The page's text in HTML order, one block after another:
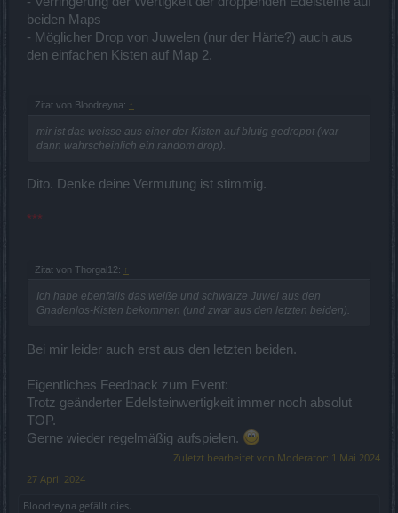
beiden Maps
- Möglicher Drop von Juwelen (nur der Härte?) auch aus
den einfachen Kisten auf Map 2.
Zitat von Bloodreyna: ↑
mir ist das weisse aus einer der Kisten auf blutig gedroppt (war
dann wahrscheinlich ein random drop).
Dito. Denke deine Vermutung ist stimmig.
***
Zitat von Thorgal12: ↑
Ich habe ebenfalls das weiße und schwarze Juwel aus den
Gnadenlos-Kisten bekommen (und zwar aus den letzten beiden).
Bei mir leider auch erst aus den letzten beiden.
Eigentliches Feedback zum Event:
Trotz geänderter Edelsteinwertigkeit immer noch absolut
TOP.
Gerne wieder regelmäßig aufspielen.
Zuletzt bearbeitet von Moderator: 1 Mai 2024
27 April 2024
Bloodreyna gefällt dies.